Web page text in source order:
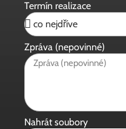
Termín realizace
Zpráva (nepovinné)
Nahrát soubory